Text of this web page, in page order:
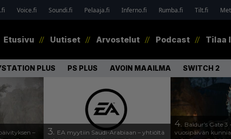
Voice.fi Soundi.fi Pelaaja.fi Inferno.fi Rumba.fi Tilt.fi
Etusivu Uutiset Arvostelut Podcast Tilaa
PLUS PS PLUS AVOIN MAAILMA SWITCH 2
–
3. EA myytiin Saudi-Arabiaan – yhtiöltä
4. Baldur’s Gate
vuosipäivän